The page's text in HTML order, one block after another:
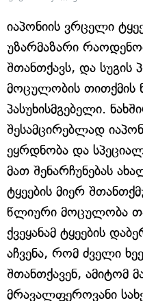
იაპონიის ვრცელი
უზარმაზარი
შთანთქავს, და სუგის
მოცულობის თითქმის
პასუხისმგებელი.
შესამცირებლად
ეყრდნობა და
მათ შენარჩუნებას
ტყეების მიერ
წლიური მოცულობა
ქვეყანამ ტყეების
აჩვენა, რომ ძველი
შთანთქავენ, ამიტომ
მრავალფეროვანი